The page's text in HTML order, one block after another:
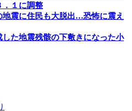
１に調整
地震に住民も大脱出…恐怖に震え
した地震残骸の下敷きになった小